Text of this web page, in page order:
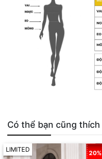
Có thể bạn cũng thích
LIMITED
20%